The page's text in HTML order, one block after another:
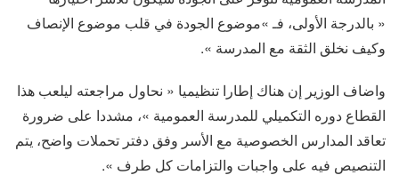
« بالدرجة الأولى، فـ »موضوع الجودة في قلب موضوع الإنصاف
وكيف نخلق الثقة مع المدرسة ».
واضاف الوزير إن هناك إطارا تنظيميا « نحاول مراجعته ليلعب هذا
القطاع دوره التكميلي للمدرسة العمومية »، مشددا على ضرورة
تعاقد المدارس الخصوصية مع الأسر وفق دفتر تحملات واضح، يتم
التنصيص فيه على واجبات والتزامات كل طرف ».